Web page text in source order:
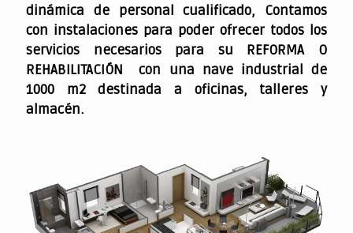
dinámica de personal cualificado, Contamos
con instalaciones para poder ofrecer todos los
servicios necesarios para su REFORMA O
REHABILITACIÓN con una nave industrial de
1000 m2 destinada a oficinas, talleres y
almacén.